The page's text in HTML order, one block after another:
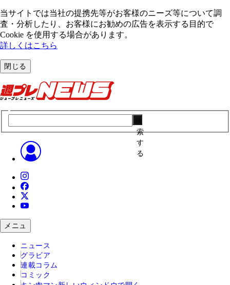
当サイトでは当社の提携先等がお客様のニーズ等について調
査・分析したり、お客様にお勧めの広告を表⽰する⽬的で
Cookie を使⽤する場合があります。
詳しくはこちら
閉じる
索
す
る
メニュ
ニュース
グラビア
連載コラム
コミック